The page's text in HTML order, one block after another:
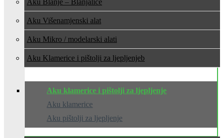
Aku Višenamjenski alat
Aku Mikro / modelarski alati
Aku Klamerice i pištolji za ljepljenje
Aku klamerice i pištolji za ljepljenje
Aku klamerice
Aku pištolji za ljepljenje